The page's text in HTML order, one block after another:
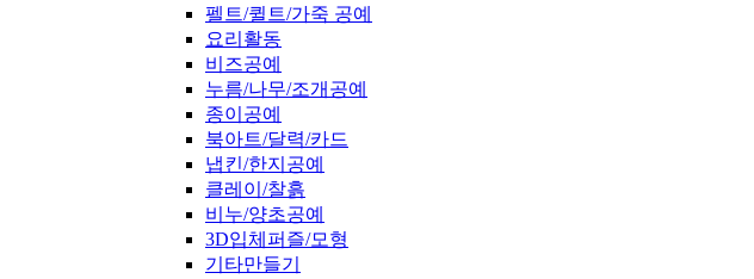
펠트/퀼트/가죽 공예
요리활동
비즈공예
누름/나무/조개공예
종이공예
북아트/달력/카드
냅킨/한지공예
클레이/찰흙
비누/양초공예
3D입체퍼즐/모형
기타만들기